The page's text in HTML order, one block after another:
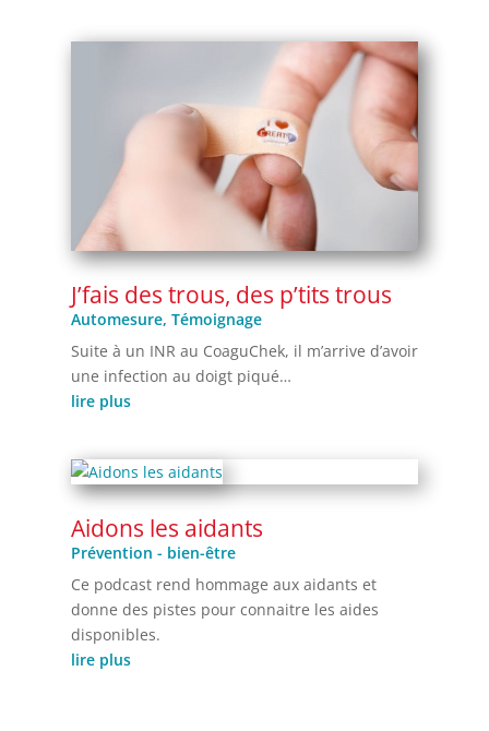
J’fais des trous, des p’tits trous
Automesure, Témoignage
Suite à un INR au CoaguChek, il m’arrive d’avoir
une infection au doigt piqué…
lire plus
Aidons les aidants
Prévention - bien-être
Ce podcast rend hommage aux aidants et
donne des pistes pour connaitre les aides
disponibles.
lire plus